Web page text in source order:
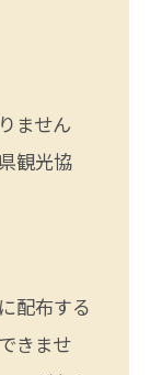
ません
観光協
配布する
きませ